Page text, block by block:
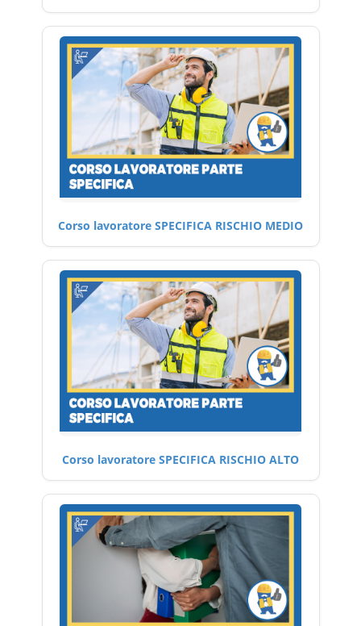
Corso lavoratore SPECIFICA RISCHIO MEDIO
Corso lavoratore SPECIFICA RISCHIO ALTO